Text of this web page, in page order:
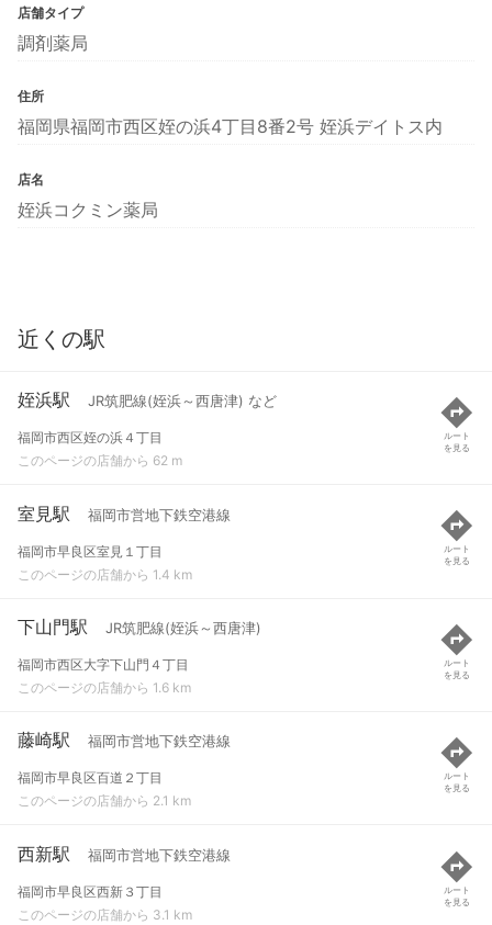
店舗タイプ
調剤薬局
住所
福岡県福岡市西区姪の浜4丁目8番2号 姪浜デイトス内
店名
姪浜コクミン薬局
近くの駅
姪浜駅 JR筑肥線(姪浜～西唐津) など
福岡市西区姪の浜４丁目
このページの店舗から 62 m
ルート
を見る
室見駅 福岡市営地下鉄空港線
福岡市早良区室見１丁目
このページの店舗から 1.4 km
ルート
を見る
下山門駅 JR筑肥線(姪浜～西唐津)
福岡市西区大字下山門４丁目
このページの店舗から 1.6 km
ルート
を見る
藤崎駅 福岡市営地下鉄空港線
福岡市早良区百道２丁目
このページの店舗から 2.1 km
ルート
を見る
西新駅 福岡市営地下鉄空港線
福岡市早良区西新３丁目
このページの店舗から 3.1 km
ルート
を見る